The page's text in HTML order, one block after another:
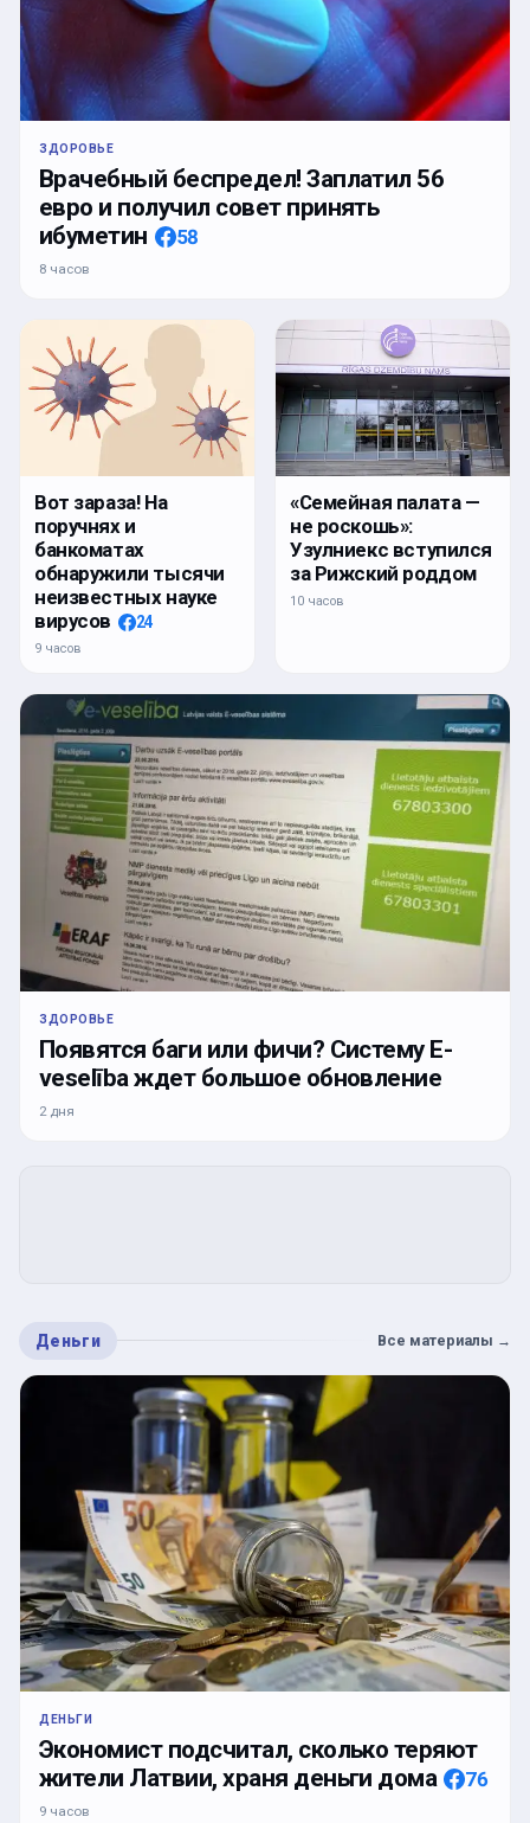
ЗДОРОВЬЕ
Врачебный беспредел! Заплатил 56
евро и получил совет принять
ибуметин
58
8 часов
Вот зараза! На
поручнях и
банкоматах
обнаружили тысячи
неизвестных науке
вирусов
24
9 часов
«Семейная палата —
не роскошь»:
Узулниекс вступился
за Рижский роддом
10 часов
ЗДОРОВЬЕ
Появятся баги или фичи? Систему E-
veselība ждет большое обновление
2 дня
Деньги Все материалы →
ДЕНЬГИ
Экономист подсчитал, сколько теряют
жители Латвии, храня деньги дома
76
9 часов